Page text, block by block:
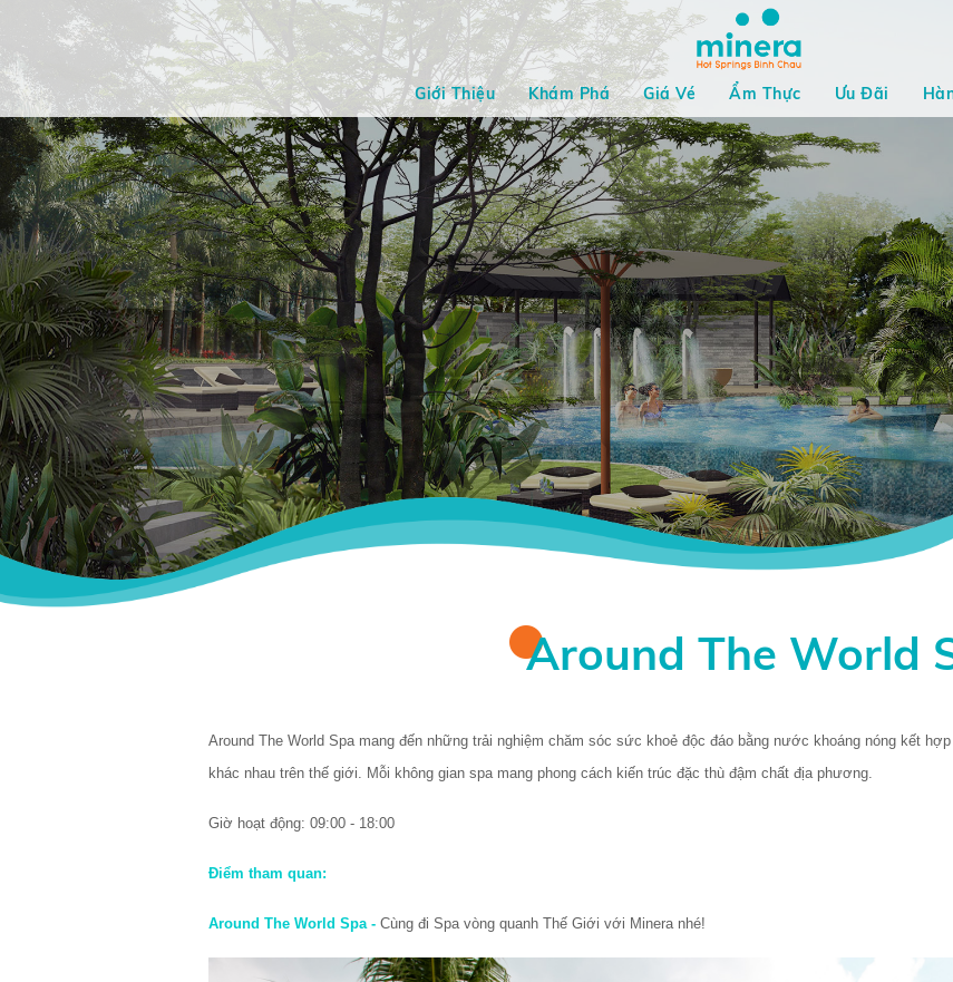
Giới Thiệu Khám Phá Giá Vé Ẩm Thực Ưu Đãi
Around The World
Around The World Spa mang đến những trải nghiệm chăm sóc sức khoẻ độc đáo bằng nước khoáng nóng kết
khác nhau trên thế giới. Mỗi không gian spa mang phong cách kiến trúc đặc thù đậm chất địa phương.
Giờ hoạt động: 09:00 - 18:00
Điểm tham quan:
Around The World Spa - Cùng đi Spa vòng quanh Thế Giới với Minera nhé!